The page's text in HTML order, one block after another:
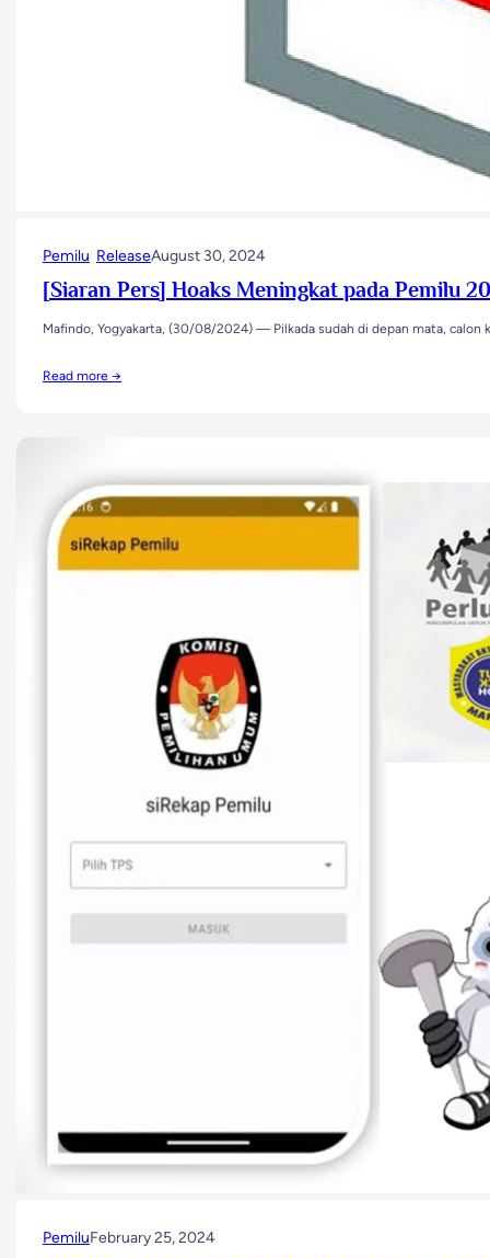
Pemilu ReleaseAugust 30, 2024
[Siaran Pers] Hoaks Meningkat pada Pemilu
Mafindo, Yogyakarta, (30/08/2024) — Pilkada sudah di depan mata, calon
Read more →
PemiluFebruary 25, 2024